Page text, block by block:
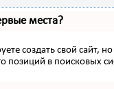
места?
создать свой сайт,
позиций в поисковых